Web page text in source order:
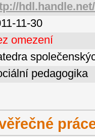
11-30
omezení
pedagogika